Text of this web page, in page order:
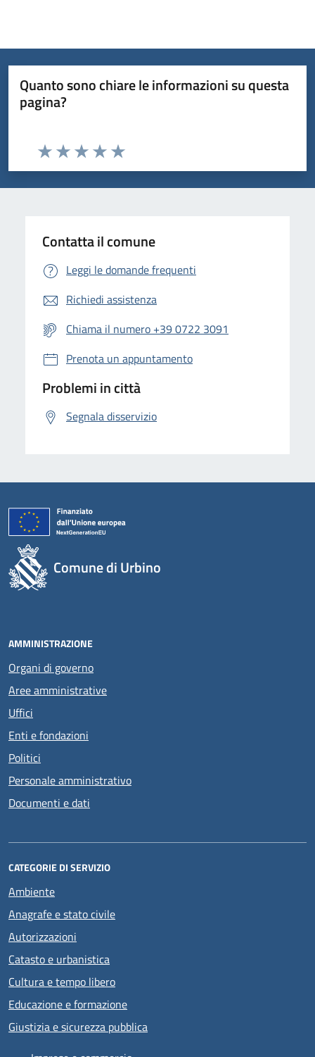
Quanto sono chiare le informazioni su questa
pagina?
Valuta da 1 a 5 stelle la pagina
Valuta 5 stelle su 5
Valuta 4 stelle su 5
Valuta 3 stelle su 5
Valuta 2 stelle su 5
Valuta 1 stelle su 5
Contatta il comune
Leggi le domande frequenti
Richiedi assistenza
Chiama il numero +39 0722 3091
Prenota un appuntamento
Problemi in città
Segnala disservizio
Comune di Urbino
AMMINISTRAZIONE
Organi di governo
Aree amministrative
Uffici
Enti e fondazioni
Politici
Personale amministrativo
Documenti e dati
CATEGORIE DI SERVIZIO
Ambiente
Anagrafe e stato civile
Autorizzazioni
Catasto e urbanistica
Cultura e tempo libero
Educazione e formazione
Giustizia e sicurezza pubblica